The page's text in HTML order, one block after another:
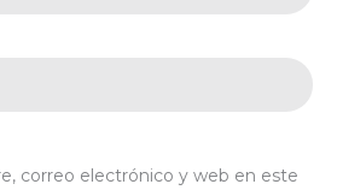
correo electrónico y web en este